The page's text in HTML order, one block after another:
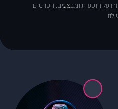
אני רוצה לקבל עדכונים מ-muzi על הופעות ומבצעים. הפרטים